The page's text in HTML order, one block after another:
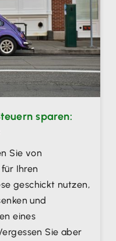
sparen:
Sie von
Ihren
geschickt nutzen,
und
eines
Sie aber